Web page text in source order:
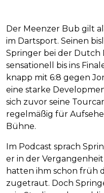
Der Meenzer Bub gilt
im Dartsport. Seinen
Springer bei der Dutch
sensationell bis ins
knapp mit 6:8 gegen
eine starke
sich zuvor seine
regelmäßig für
Bühne.
Im Podcast sprach
er in der
hatten ihm schon früh
zugetraut. Doch